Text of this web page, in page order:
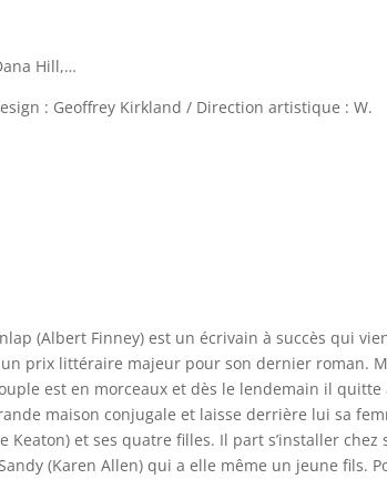
Hill,…
: Geoffrey Kirkland / Direction artistique : W.
(Albert Finney) est un écrivain à succès qui
prix littéraire majeur pour son dernier roman.
est en morceaux et dès le lendemain il quitte
maison conjugale et laisse derrière lui sa
Keaton) et ses quatre filles. Il part s’installer chez
(Karen Allen) qui a elle même un jeune fils.